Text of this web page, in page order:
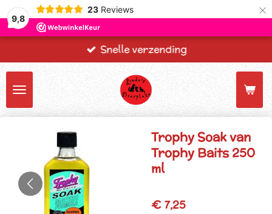
9,8
23 Reviews ×
Snelle verzending
Trophy Soak van
Trophy Baits 250
ml
€ 7,25